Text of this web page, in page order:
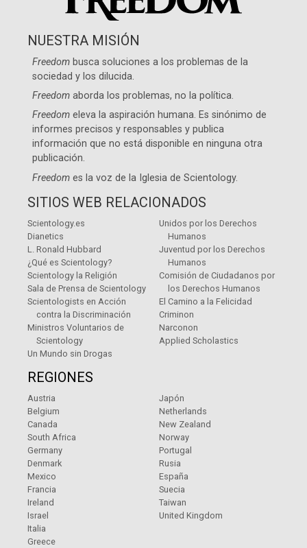
NUESTRA MISIÓN
Freedom busca soluciones a los problemas de la
sociedad y los dilucida.
Freedom aborda los problemas, no la política.
Freedom eleva la aspiración humana. Es sinónimo de
informes precisos y responsables y publica
información que no está disponible en ninguna otra
publicación.
Freedom es la voz de la Iglesia de Scientology.
SITIOS WEB RELACIONADOS
Scientology.es
Dianetics
L. Ronald Hubbard
¿Qué es Scientology?
Scientology la Religión
Sala de Prensa de Scientology
Scientologists en Acción
contra la Discriminación
Ministros Voluntarios de
Scientology
Un Mundo sin Drogas
Unidos por los Derechos
Humanos
Juventud por los Derechos
Humanos
Comisión de Ciudadanos por
los Derechos Humanos
El Camino a la Felicidad
Criminon
Narconon
Applied Scholastics
REGIONES
Austria
Belgium
Canada
South Africa
Germany
Denmark
Mexico
Francia
Ireland
Israel
Italia
Greece
Japón
Netherlands
New Zealand
Norway
Portugal
Rusia
España
Suecia
Taiwan
United Kingdom